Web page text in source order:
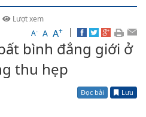
Lượt xem
A- A A+ |
bình đẳng giới ở
thu hẹp
Đọc bài Lưu